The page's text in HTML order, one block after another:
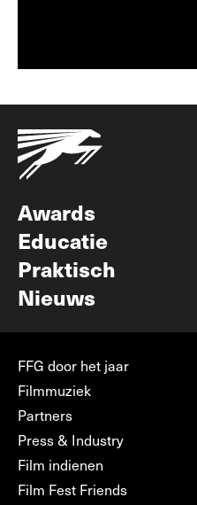
Awards
Educatie
Praktisch
Nieuws
FFG door het jaar
Filmmuziek
Partners
Press & Industry
Film indienen
Film Fest Friends